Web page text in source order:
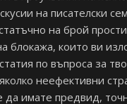
на писателски
на брой
блокажа, които ви
по въпроса за
неефективни
да имате предвид,